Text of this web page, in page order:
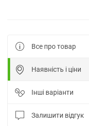
Все про товар
Наявність і ціни
Інші варіанти
Залишити відгук